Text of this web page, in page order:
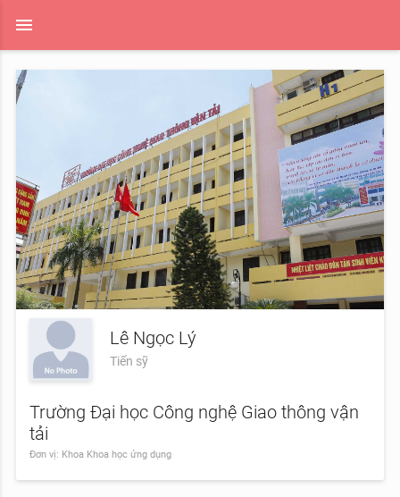
menu
Lê Ngọc Lý
Tiến sỹ
Trường Đại học Công nghệ Giao thông vận
tải
Đơn vị: Khoa Khoa học ứng dụng